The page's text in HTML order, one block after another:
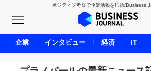
ポジティブ考察で企業活動を応援/Business
BUSINESS JOURNAL
UNICORN JOURNAL
CARBON CREDITS
企業 インタビュー 経済 IT